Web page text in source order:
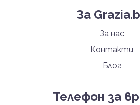
За
За нас
Контакти
Блог
Телефон за